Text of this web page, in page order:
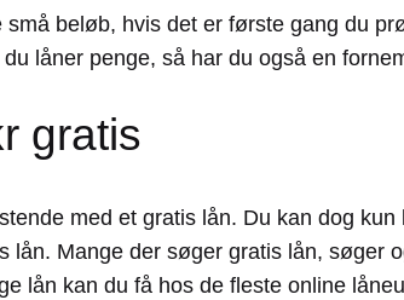
beløb, hvis det er første gang du
låner penge, så har du også en
gratis
med et gratis lån. Du kan dog
lån. Mange der søger gratis lån, søger
lån kan du få hos de fleste online